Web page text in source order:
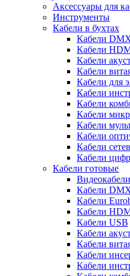
Аксессуары для
Инструменты
Кабели в бухтах
Кабели
Кабели
Кабели
Кабели
Кабели для
Кабели
Кабели
Кабели
Кабели
Кабели
Кабели
Кабели
Кабели готовые
Видеокабели
Кабели
Кабели
Кабели
Кабели USB
Кабели
Кабели
Кабели
Кабели